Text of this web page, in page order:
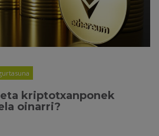
eta kriptotxanponek
oinarri?